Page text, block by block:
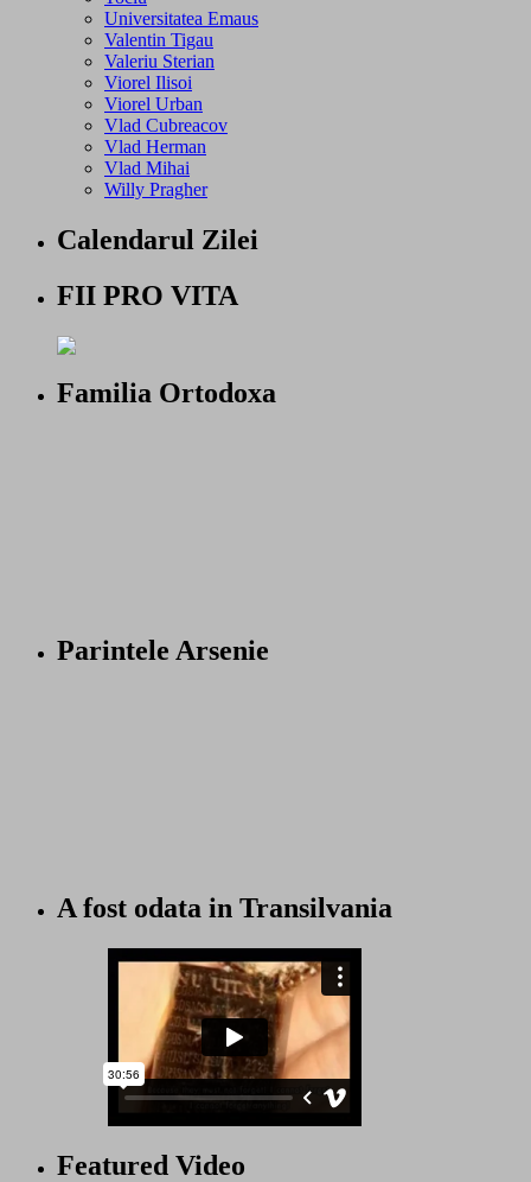
Universitatea Emaus
Valentin Tigau
Valeriu Sterian
Viorel Ilisoi
Viorel Urban
Vlad Cubreacov
Vlad Herman
Vlad Mihai
Willy Pragher
Calendarul Zilei
FII PRO VITA
Familia Ortodoxa
Parintele Arsenie
A fost odata in Transilvania
Featured Video